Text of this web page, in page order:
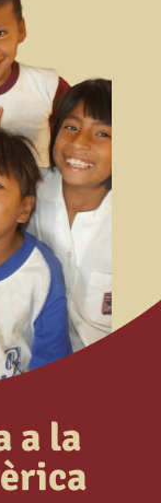
a la